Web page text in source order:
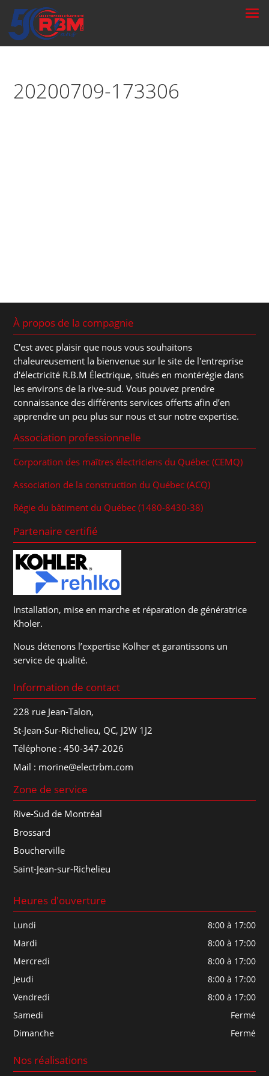
20200709-173306
À propos de la compagnie
C'est avec plaisir que nous vous souhaitons
chaleureusement la bienvenue sur le site de l'entreprise
d'électricité R.B.M Électrique, situés en montérégie dans
les environs de la rive-sud. Vous pouvez prendre
connaissance des différents services offerts afin d’en
apprendre un peu plus sur nous et sur notre expertise.
Association professionnelle
Corporation des maîtres électriciens du Québec (CEMQ)
Association de la construction du Québec (ACQ)
Régie du bâtiment du Québec (1480-8430-38)
Partenaire certifié
Installation, mise en marche et réparation de génératrice
Kholer.
Nous détenons l’expertise Kolher et garantissons un
service de qualité.
Information de contact
228 rue Jean-Talon,
St-Jean-Sur-Richelieu, QC, J2W 1J2
Téléphone :450-347-2026
Mail : morine@electrbm.com
Zone de service
Rive-Sud de Montréal
Brossard
Boucherville
Saint-Jean-sur-Richelieu
Heures d'ouverture
Lundi
8:00 à 17:00
Mardi
8:00 à 17:00
Mercredi
8:00 à 17:00
Jeudi
8:00 à 17:00
Vendredi
8:00 à 17:00
Samedi
Fermé
Dimanche
Fermé
Nos réalisations